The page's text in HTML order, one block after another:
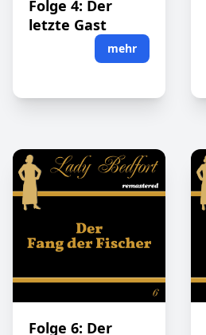
Folge 4: Der
letzte Gast
mehr
Folge 6: Der